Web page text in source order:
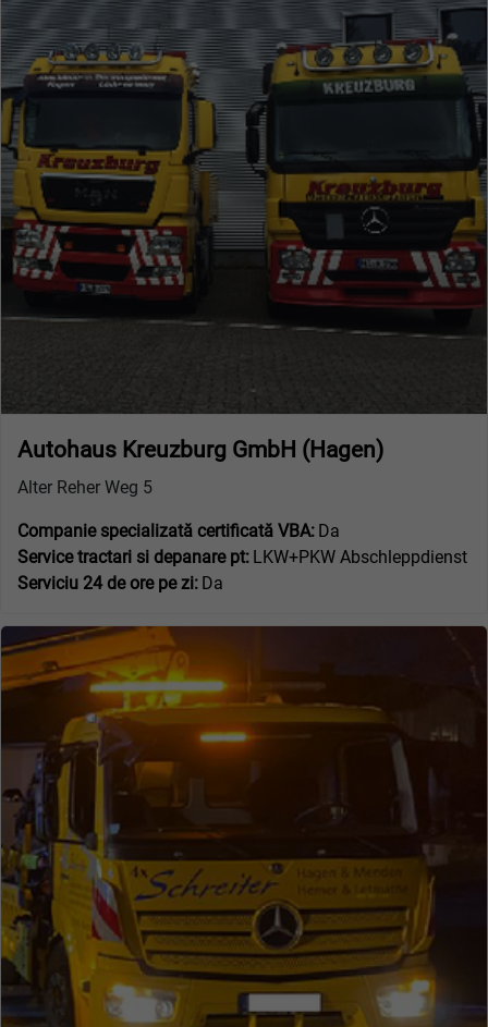
Autohaus Kreuzburg GmbH (Hagen)
Alter Reher Weg 5
Companie specializată certificată VBA: Da
Service tractari si depanare pt: LKW+PKW Abschleppdienst
Serviciu 24 de ore pe zi: Da